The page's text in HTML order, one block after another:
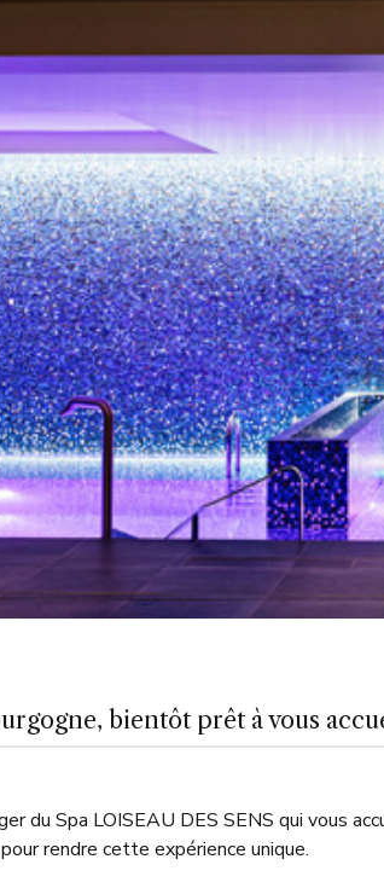
bientôt prêt à vous
du Spa LOISEAU DES SENS qui vous
rendre cette expérience unique.